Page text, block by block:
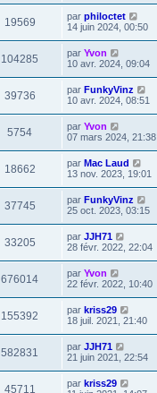
19569 par philoctet
14 juin 2024, 00:50
104285 par Yvon
10 avr. 2024, 09:04
39736 par FunkyVinz
10 avr. 2024, 08:51
5754 par Yvon
07 mars 2024, 21:38
18662 par Mac Laud
13 nov. 2023, 19:01
37745 par FunkyVinz
25 oct. 2023, 03:15
33205 par JJH71
28 févr. 2022, 22:04
676014 par Yvon
22 févr. 2022, 10:40
155392 par kriss29
18 juil. 2021, 21:40
582831 par JJH71
21 juin 2021, 22:54
45711 par kriss29